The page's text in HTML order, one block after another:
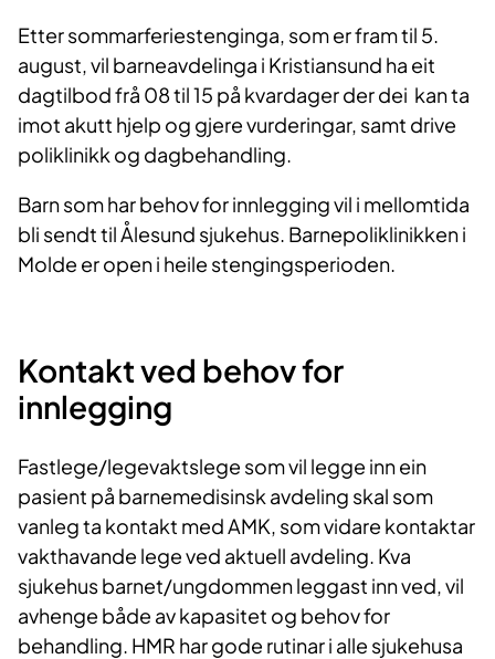
Etter sommarferiestenginga, som er fram til 5.
august, vil barneavdelinga i Kristiansund ha eit
dagtilbod frå 08 til 15 på kvardager der dei kan ta
imot akutt hjelp og gjere vurderingar, samt drive
poliklinikk og dagbehandling.
Barn som har behov for innlegging vil i mellomtida
bli sendt til Ålesund sjukehus. Barnepoliklinikken i
Molde er open i heile stengingsperioden.
Kontakt ved behov for
innlegging
Fastlege/legevaktslege som vil legge inn ein
pasient på barnemedisinsk avdeling skal som
vanleg ta kontakt med AMK, som vidare kontaktar
vakthavande lege ved aktuell avdeling. Kva
sjukehus barnet/ungdommen leggast inn ved, vil
avhenge både av kapasitet og behov for
behandling. HMR har gode rutinar i alle sjukehusa